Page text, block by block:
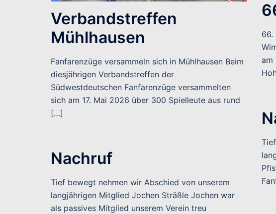
Verbandstreffen
Mühlhausen
Fanfarenzüge versammeln sich in Mühlhausen Beim
diesjährigen Verbandstreffen der
Südwestdeutschen Fanfarenzüge versammelten
sich am 17. Mai 2026 über 300 Spielleute aus rund
[…]
Nachruf
Tief bewegt nehmen wir Abschied von unserem
langjährigen Mitglied Jochen Sträßle Jochen war
als passives Mitglied unserem Verein treu
66.
am